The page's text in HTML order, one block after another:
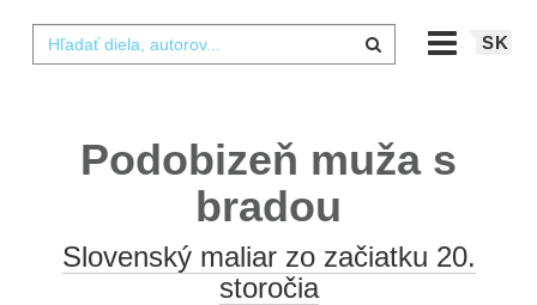
SK
Podobizeň muža s
bradou
Slovenský maliar zo začiatku 20.
storočia